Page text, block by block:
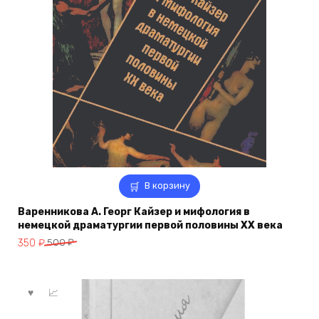
В корзину
Варенникова А. Георг Кайзер и мифология в
немецкой драматургии первой половины XX века
500₽
Первоначальная
350 ₽
Текущая